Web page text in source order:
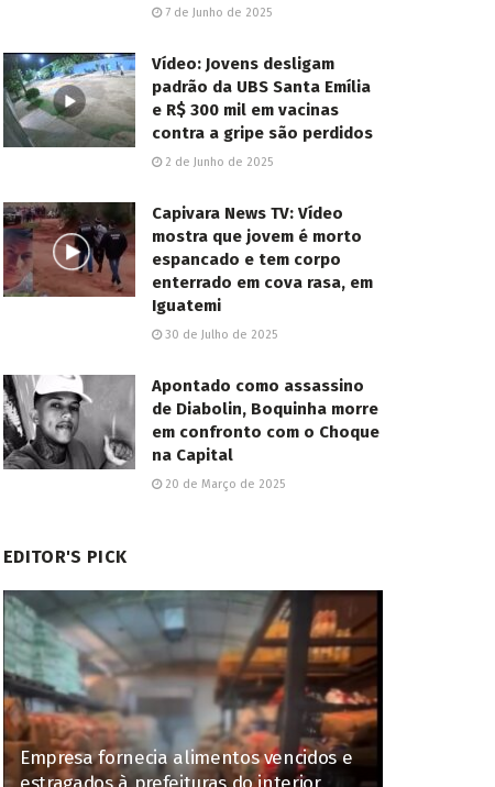
7 de Junho de 2025
Vídeo: Jovens desligam
padrão da UBS Santa Emília
e R$ 300 mil em vacinas
contra a gripe são perdidos
2 de Junho de 2025
Capivara News TV: Vídeo
mostra que jovem é morto
espancado e tem corpo
enterrado em cova rasa, em
Iguatemi
30 de Julho de 2025
Apontado como assassino
de Diabolin, Boquinha morre
em confronto com o Choque
na Capital
20 de Março de 2025
EDITOR'S PICK
Empresa fornecia alimentos vencidos e